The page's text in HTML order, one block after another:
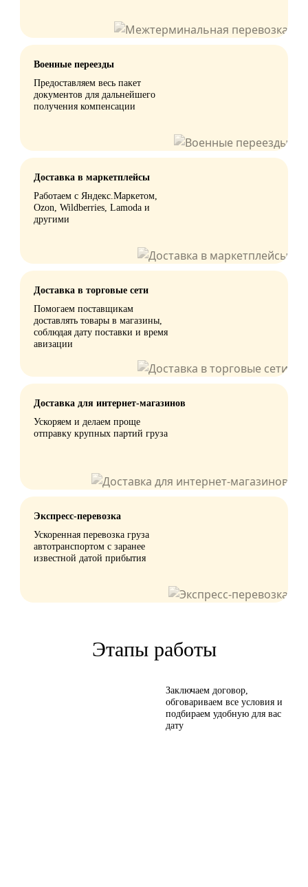
Военные переезды
Предоставляем весь пакет
документов для дальнейшего
получения компенсации
Доставка в маркетплейсы
Работаем с Яндекс.Маркетом,
Ozon, Wildberries, Lamoda и
другими
Доставка в торговые сети
Помогаем поставщикам
доставлять товары в магазины,
соблюдая дату поставки и время
авизации
Доставка для интернет-магазинов
Ускоряем и делаем проще
отправку крупных партий груза
Экспресс-перевозка
Ускоренная перевозка груза
автотранспортом с заранее
известной датой прибытия
Этапы работы
Заключаем договор,
обговариваем все условия и
подбираем удобную для вас
дату